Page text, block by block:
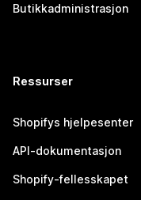
Butikkadministrasjon
Ressurser
Shopifys hjelpesenter
API-dokumentasjon
Shopify-fellesskapet